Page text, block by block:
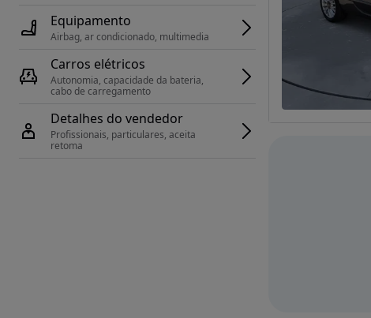
Equipamento
Airbag, ar condicionado, multimedia
Carros elétricos
Autonomia, capacidade da bateria,
cabo de carregamento
Detalhes do vendedor
Profissionais, particulares, aceita
retoma